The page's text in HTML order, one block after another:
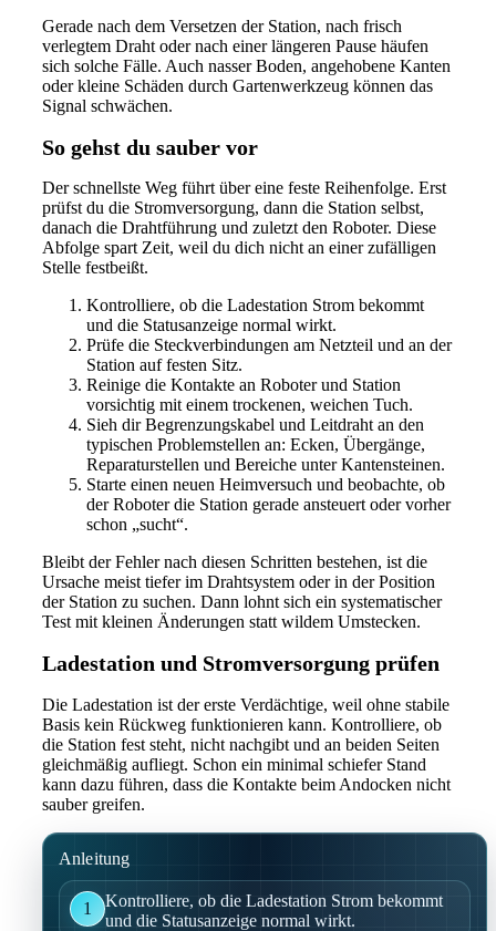
Gerade nach dem Versetzen der Station, nach frisch
verlegtem Draht oder nach einer längeren Pause häufen
sich solche Fälle. Auch nasser Boden, angehobene Kanten
oder kleine Schäden durch Gartenwerkzeug können das
Signal schwächen.
So gehst du sauber vor
Der schnellste Weg führt über eine feste Reihenfolge. Erst
prüfst du die Stromversorgung, dann die Station selbst,
danach die Drahtführung und zuletzt den Roboter. Diese
Abfolge spart Zeit, weil du dich nicht an einer zufälligen
Stelle festbeißt.
Kontrolliere, ob die Ladestation Strom bekommt
und die Statusanzeige normal wirkt.
Prüfe die Steckverbindungen am Netzteil und an der
Station auf festen Sitz.
Reinige die Kontakte an Roboter und Station
vorsichtig mit einem trockenen, weichen Tuch.
Sieh dir Begrenzungskabel und Leitdraht an den
typischen Problemstellen an: Ecken, Übergänge,
Reparaturstellen und Bereiche unter Kantensteinen.
Starte einen neuen Heimversuch und beobachte, ob
der Roboter die Station gerade ansteuert oder vorher
schon „sucht“.
Bleibt der Fehler nach diesen Schritten bestehen, ist die
Ursache meist tiefer im Drahtsystem oder in der Position
der Station zu suchen. Dann lohnt sich ein systematischer
Test mit kleinen Änderungen statt wildem Umstecken.
Ladestation und Stromversorgung prüfen
Die Ladestation ist der erste Verdächtige, weil ohne stabile
Basis kein Rückweg funktionieren kann. Kontrolliere, ob
die Station fest steht, nicht nachgibt und an beiden Seiten
gleichmäßig aufliegt. Schon ein minimal schiefer Stand
kann dazu führen, dass die Kontakte beim Andocken nicht
sauber greifen.
Anleitung
1
Kontrolliere, ob die Ladestation Strom bekommt
und die Statusanzeige normal wirkt.